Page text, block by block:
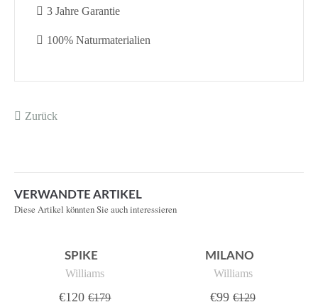
3 Jahre Garantie
100% Naturmaterialien
Zurück
VERWANDTE ARTIKEL
Diese Artikel könnten Sie auch interessieren
SPIKE
Williams
€120 €179
MILANO
Williams
€99 €129